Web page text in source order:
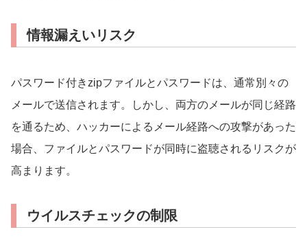
情報漏えいリスク
パスワード付きzipファイルとパスワードは、通常別々の
メールで送信されます。しかし、両方のメールが同じ経路
を通るため、ハッカーによるメール経路への攻撃があった
場合、ファイルとパスワードが同時に盗聴されるリスクが
高まります。
ウイルスチェックの制限